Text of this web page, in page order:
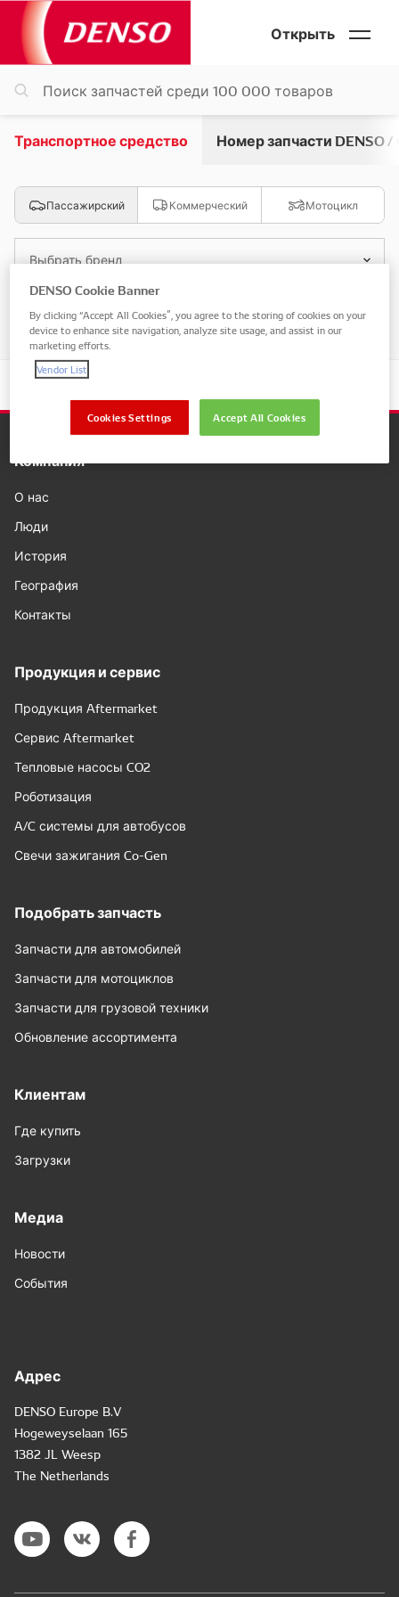
Открыть
Транспортное средство Номер запчасти DENSO /
Пассажирский Коммерческий Мотоцикл
Выбрать бренд
Выбрать модель
Компания
О нас
Люди
История
География
Контакты
Продукция и сервис
Продукция Aftermarket
Сервис Aftermarket
Тепловые насосы CO2
Роботизация
A/C системы для автобусов
Свечи зажигания Co-Gen
Подобрать запчасть
Запчасти для автомобилей
Запчасти для мотоциклов
Запчасти для грузовой техники
Обновление ассортимента
Клиентам
Где купить
Загрузки
Медиа
Новости
События
Адрес
DENSO Europe B.V
Hogeweyselaan 165
1382 JL Weesp
The Netherlands
DENSO Cookie Banner
By clicking “Accept All Cookies”, you agree to the storing of cookies on your
device to enhance site navigation, analyze site usage, and assist in our
marketing efforts.
Vendor List
Accept All Cookies
Cookies Settings